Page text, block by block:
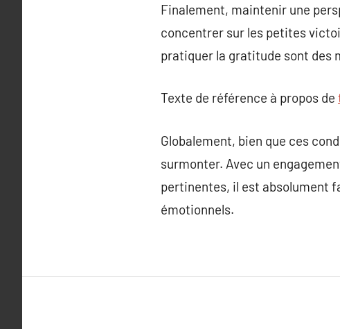
Finalement, maintenir une
concentrer sur les petites
pratiquer la gratitude sont des
Texte de référence à propos de
Globalement, bien que ces
surmonter. Avec un
pertinentes, il est absolument
émotionnels.